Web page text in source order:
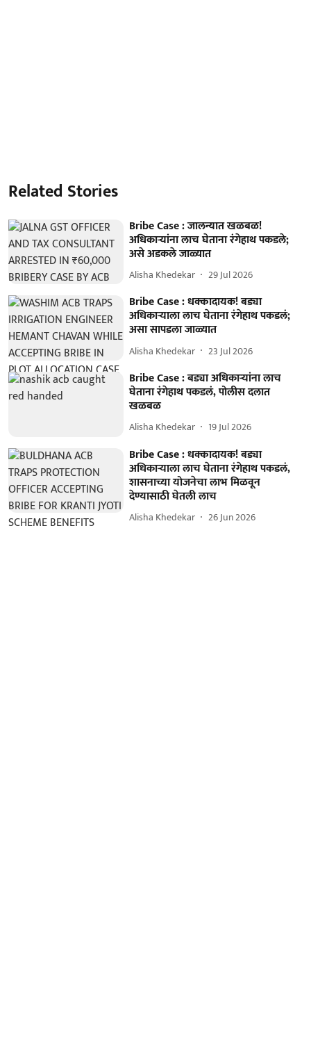
Related Stories
Bribe Case : जालन्यात खळबळ!
अधिकाऱ्यांना लाच घेताना रंगेहाथ पकडले;
असे अडकले जाळ्यात
Alisha Khedekar 29 Jul 2026
Bribe Case : धक्कादायक! बड्या
अधिकाऱ्याला लाच घेताना रंगेहाथ पकडलं;
असा सापडला जाळ्यात
Alisha Khedekar 23 Jul 2026
Bribe Case : बड्या अधिकाऱ्यांना लाच
घेताना रंगेहाथ पकडलं, पोलीस दलात
खळबळ
Alisha Khedekar 19 Jul 2026
Bribe Case : धक्कादायक! बड्या
अधिकाऱ्याला लाच घेताना रंगेहाथ पकडलं,
शासनाच्या योजनेचा लाभ मिळवून
देण्यासाठी घेतली लाच
Alisha Khedekar 26 Jun 2026